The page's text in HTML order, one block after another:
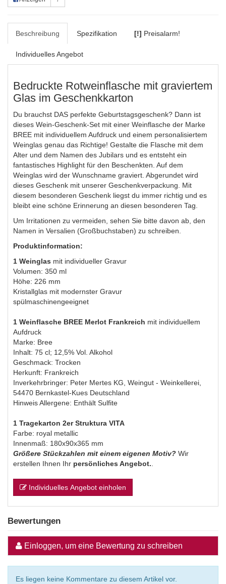
Beschreibung Spezifikation [!] Preisalarm!
Individuelles Angebot
Bedruckte Rotweinflasche mit graviertem
Glas im Geschenkkarton
Du brauchst DAS perfekte Geburtstagsgeschenk? Dann ist
dieses Wein-Geschenk-Set mit einer Weinflasche der Marke
BREE mit individuellem Aufdruck und einem personalisiertem
Weinglas genau das Richtige! Gestalte die Flasche mit dem
Alter und dem Namen des Jubilars und es entsteht ein
fantastisches Highlight für den Beschenkten. Auf dem
Weinglas wird der Wunschname graviert. Abgerundet wird
dieses Geschenk mit unserer Geschenkverpackung. Mit
diesem besonderen Geschenk liegst du immer richtig und es
bleibt eine schöne Erinnerung an diesen besonderen Tag.
Um Irritationen zu vermeiden, sehen Sie bitte davon ab, den
Namen in Versalien (Großbuchstaben) zu schreiben.
Produktinformation:
1 Weinglas mit individueller Gravur
Volumen: 350 ml
Höhe: 226 mm
Kristallglas mit modernster Gravur
spülmaschinengeeignet
1 Weinflasche BREE Merlot Frankreich mit individuellem
Aufdruck
Marke: Bree
Inhalt: 75 cl; 12,5% Vol. Alkohol
Geschmack: Trocken
Herkunft: Frankreich
Inverkehrbringer: Peter Mertes KG, Weingut - Weinkellerei,
54470 Bernkastel-Kues Deutschland
Hinweis Allergene: Enthält Sulfite
1 Tragekarton 2er Struktura VITA
Farbe: royal metallic
Innenmaß: 180x90x365 mm
Größere Stückzahlen mit einem eigenen Motiv? Wir
erstellen Ihnen Ihr persönliches Angebot.
Individuelles Angebot einholen
Bewertungen
Einloggen, um eine Bewertung zu schreiben
Es liegen keine Kommentare zu diesem Artikel vor.